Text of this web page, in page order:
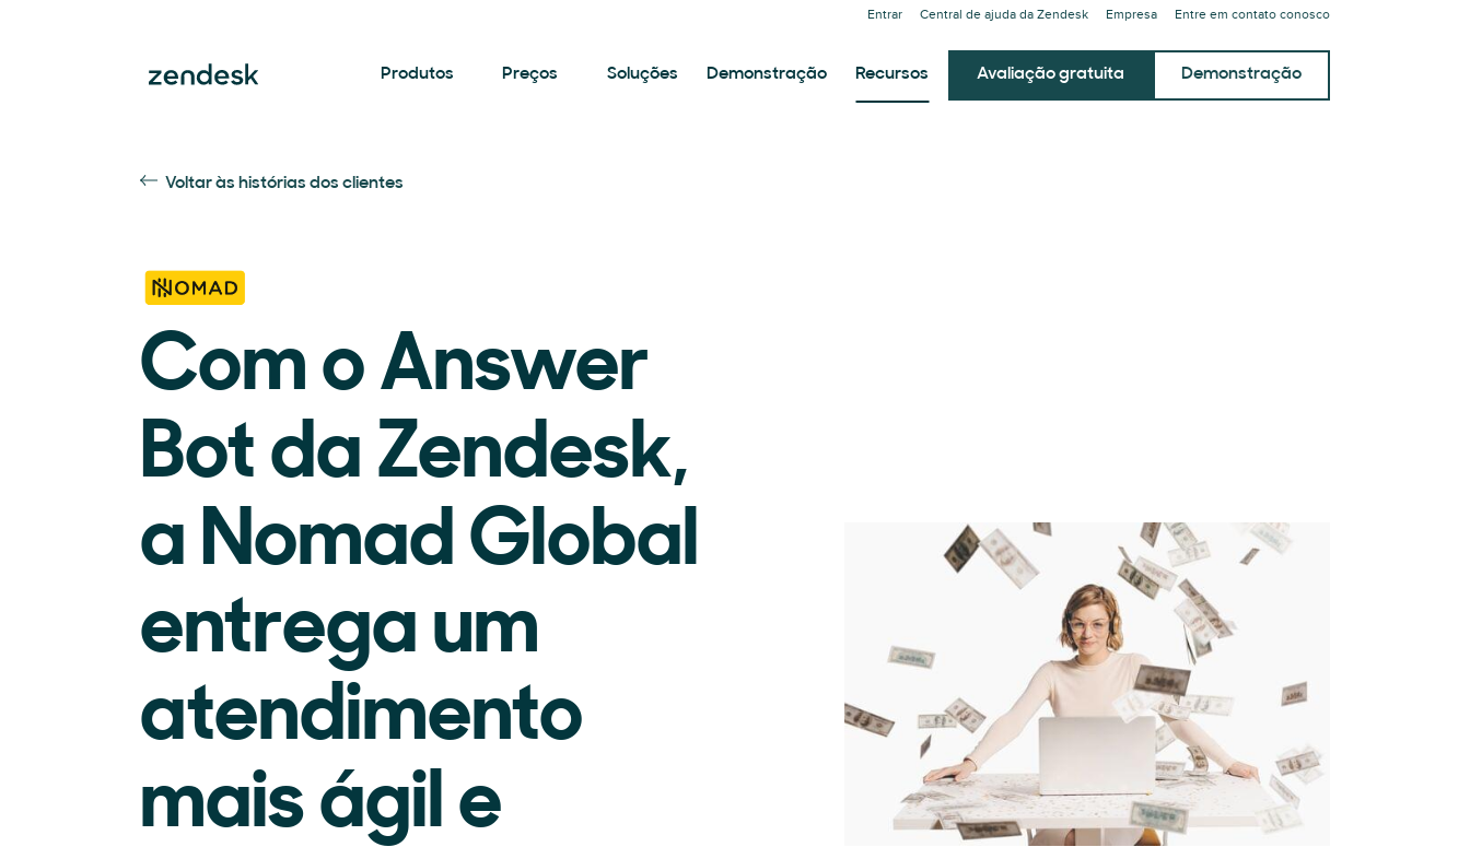
Entrar Central de ajuda da Zendesk Empresa Entre em contato conosco
Produtos Preços Soluções Demonstração Recursos Avaliação gratuita Demonstração
Voltar às histórias dos clientes
Com o Answer
Bot da Zendesk,
a Nomad Global
entrega um
atendimento
mais ágil e